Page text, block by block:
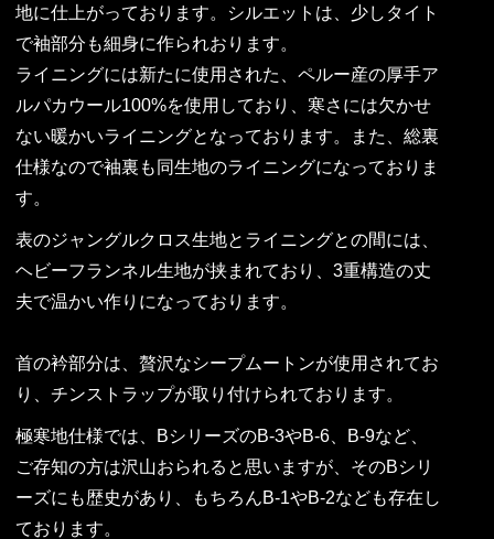
地に仕上がっております。シルエットは、少しタイト
で袖部分も細身に作られおります。
ライニングには新たに使用された、ペルー産の厚手ア
ルパカウール100%を使用しており、寒さには欠かせ
ない暖かいライニングとなっております。また、総裏
仕様なので袖裏も同生地のライニングになっておりま
す。
表のジャングルクロス生地とライニングとの間には、
ヘビーフランネル生地が挟まれており、3重構造の丈
夫で温かい作りになっております。
首の衿部分は、贅沢なシープムートンが使用されてお
り、チンストラップが取り付けられております。
極寒地仕様では、BシリーズのB-3やB-6、B-9など、
ご存知の方は沢山おられると思いますが、そのBシリ
ーズにも歴史があり、もちろんB-1やB-2なども存在し
ております。